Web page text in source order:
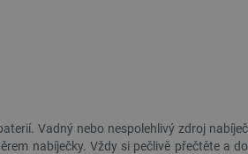
Vadný nebo nespolehlivý zdroj
nabíječky. Vždy si pečlivě přečtěte a